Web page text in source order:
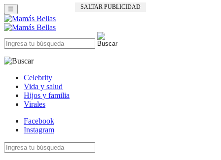
SALTAR PUBLICIDAD
☰
Celebrity
Vida y salud
Hijos y familia
Virales
Facebook
Instagram